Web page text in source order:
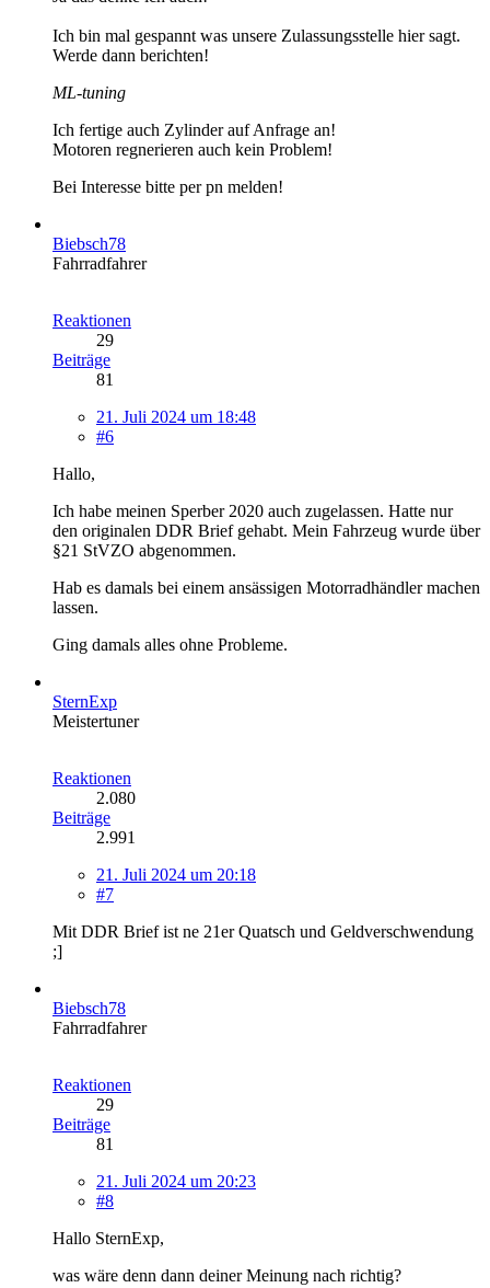
Ich bin mal gespannt was unsere Zulassungsstelle hier sagt.
Werde dann berichten!
ML-tuning
Ich fertige auch Zylinder auf Anfrage an!
Motoren regnerieren auch kein Problem!
Bei Interesse bitte per pn melden!
Biebsch78
Fahrradfahrer
Reaktionen
29
Beiträge
81
21. Juli 2024 um 18:48
#6
Hallo,
Ich habe meinen Sperber 2020 auch zugelassen. Hatte nur
den originalen DDR Brief gehabt. Mein Fahrzeug wurde über
§21 StVZO abgenommen.
Hab es damals bei einem ansässigen Motorradhändler machen
lassen.
Ging damals alles ohne Probleme.
SternExp
Meistertuner
Reaktionen
2.080
Beiträge
2.991
21. Juli 2024 um 20:18
#7
Mit DDR Brief ist ne 21er Quatsch und Geldverschwendung
;]
Biebsch78
Fahrradfahrer
Reaktionen
29
Beiträge
81
21. Juli 2024 um 20:23
#8
Hallo SternExp,
was wäre denn dann deiner Meinung nach richtig?